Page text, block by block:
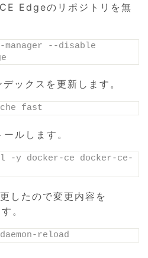
Edgeのリポジトリを無
manager --disable
ックスを更新します。
fast
ルします。
-y docker-ce docker-ce-
したので変更内容を
。
reload